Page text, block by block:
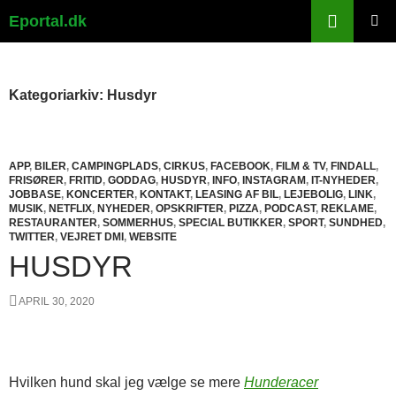
Eportal.dk
Kategoriarkiv: Husdyr
APP, BILER, CAMPINGPLADS, CIRKUS, FACEBOOK, FILM & TV, FINDALL,
FRISØRER, FRITID, GODDAG, HUSDYR, INFO, INSTAGRAM , IT-NYHEDER,
JOBBASE, KONCERTER, KONTAKT, LEASING AF BIL, LEJEBOLIG, LINK,
MUSIK, NETFLIX, NYHEDER, OPSKRIFTER, PIZZA, PODCAST, REKLAME,
RESTAURANTER, SOMMERHUS, SPECIAL BUTIKKER, SPORT, SUNDHED,
TWITTER, VEJRET DMI , WEBSITE
HUSDYR
APRIL 30, 2020
Hvilken hund skal jeg vælge se mere Hunderacer